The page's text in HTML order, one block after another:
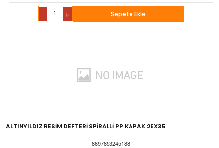
- + Sepete Ekle
ALTINYILDIZ RESİM DEFTERİ SPİRALLİ PP KAPAK 25X35
8697853245188